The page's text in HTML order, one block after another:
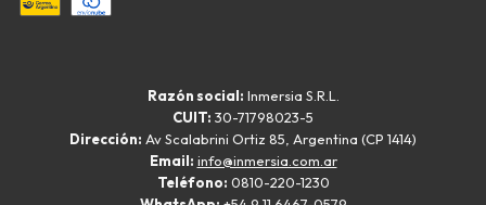
Razón social: Inmersia S.R.L.
CUIT: 30-71798023-5
Dirección: Av Scalabrini Ortiz 85, Argentina (CP 1414)
Email: info@inmersia.com.ar
Teléfono: 0810-220-1230